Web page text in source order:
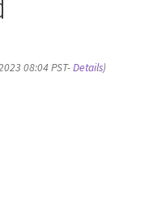
08:04 PST-Details)